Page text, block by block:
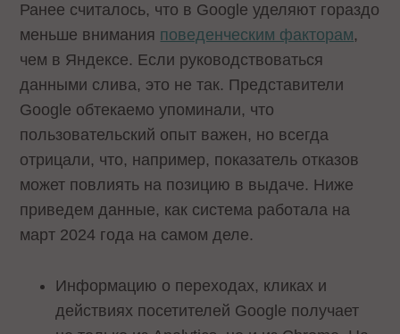
Ранее считалось, что в Google уделяют гораздо
меньше внимания поведенческим факторам,
чем в Яндексе. Если руководствоваться
данными слива, это не так. Представители
Google обтекаемо упоминали, что
пользовательский опыт важен, но всегда
отрицали, что, например, показатель отказов
может повлиять на позицию в выдаче. Ниже
приведем данные, как система работала на
март 2024 года на самом деле.
Информацию о переходах, кликах и
действиях посетителей Google получает